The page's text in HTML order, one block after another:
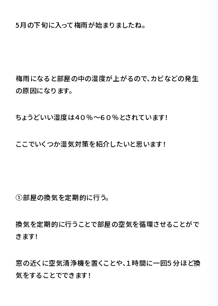
5月の下旬に入って梅雨が始まりましたね。
梅雨になると部屋の中の湿度が上がるので、カビなどの発生
の原因になります。
ちょうどいい湿度は４０％〜６０％とされています！
ここでいくつか湿気対策を紹介したいと思います！
①部屋の換気を定期的に行う。
換気を定期的に行うことで部屋の空気を循環させることがで
きます！
窓の近くに空気清浄機を置くことや、１時間に一回５分ほど換
気をすることでできます！